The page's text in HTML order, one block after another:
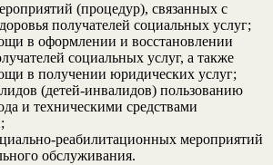
(процедур), связанных с
получателей социальных услуг;
в оформлении и восстановлении
социальных услуг, а также
в получении юридических услуг;
(детей-инвалидов) пользованию
и техническими средствами
реабилитационных мероприятий
обслуживания.